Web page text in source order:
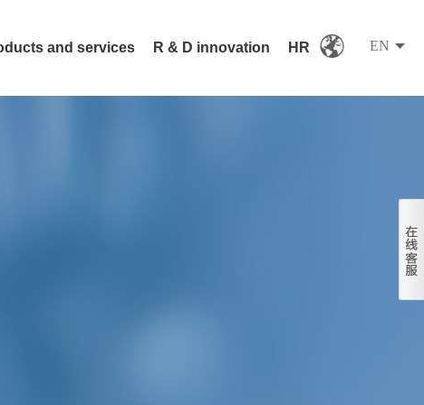
EN
and services R & D innovation HR